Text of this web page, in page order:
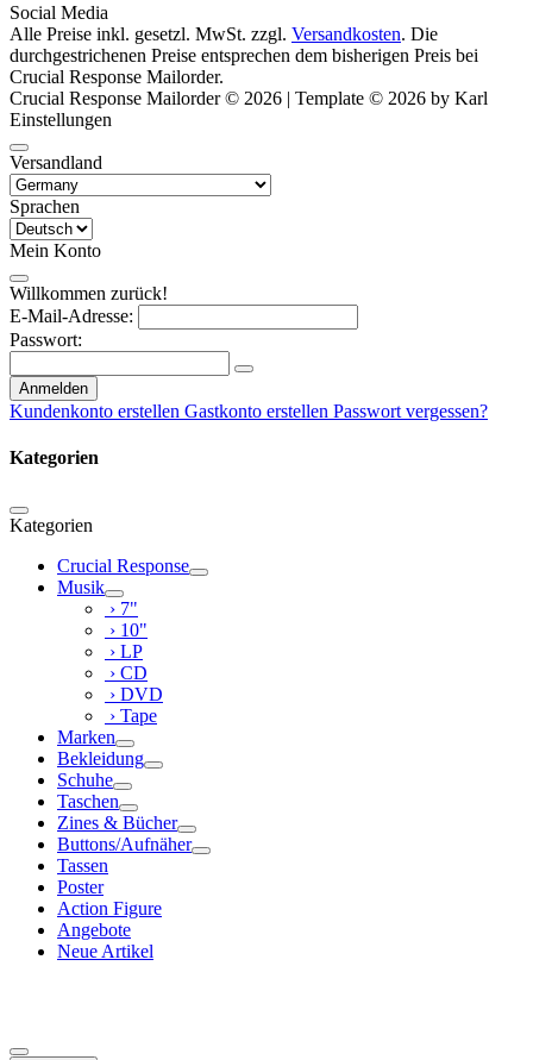
Social Media
Alle Preise inkl. gesetzl. MwSt. zzgl. Versandkosten. Die
durchgestrichenen Preise entsprechen dem bisherigen Preis bei
Crucial Response Mailorder.
Crucial Response Mailorder © 2026 | Template © 2026 by Karl
Einstellungen
Versandland
Sprachen
Mein Konto
Willkommen zurück!
E-Mail-Adresse:
Passwort:
Anmelden
Kundenkonto erstellen Gastkonto erstellen Passwort vergessen?
Kategorien
Kategorien
Crucial Response
Musik
› 7"
› 10"
› LP
› CD
› DVD
› Tape
Marken
Bekleidung
Schuhe
Taschen
Zines & Bücher
Buttons/Aufnäher
Tassen
Poster
Action Figure
Angebote
Neue Artikel